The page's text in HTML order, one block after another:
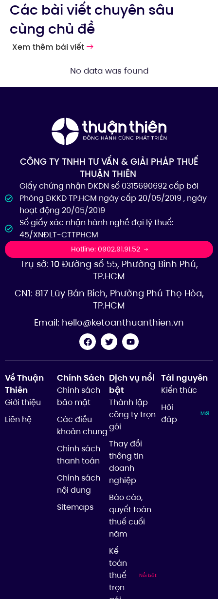
Các bài viết chuyên sâu
cùng chủ đề
Xem thêm bài viết
No data was found
CÔNG TY TNHH TƯ VẤN & GIẢI PHÁP THUẾ
THUẬN THIÊN
Giấy chứng nhận ĐKDN số 0315690692 cấp bởi
Phòng ĐKKD TP.HCM ngày cấp 20/05/2019 , ngày
hoạt động 20/05/2019
Số giấy xác nhận hành nghề đại lý thuế:
45/XNĐLT-CTTPHCM
Hotline: 0902.91.91.52
Trụ sở: 10 Đường số 55, Phường Bình Phú,
TP.HCM
CN1: 817 Lũy Bán Bích, Phường Phú Thọ Hòa,
TP.HCM
Email: hello@ketoanthuanthien.vn
Về Thuận
Thiên
Giới thiệu
Liên hệ
Chính Sách
Chính sách
bảo mật
Các điều
khoản chung
Chính sách
thanh toán
Chính sách
nội dung
Sitemaps
Dịch vụ nổi
bật
Thành lập
công ty trọn
gói
Thay đổi
thông tin
doanh
nghiệp
Báo cáo,
quyết toán
thuế cuối
năm
Kế
toán
thuế
trọn
Nổi bật
Tài nguyên
Kiến thức
Hỏi
đáp
Mới